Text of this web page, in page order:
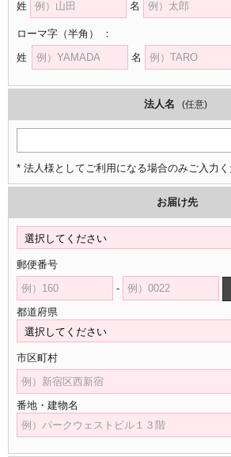
姓
名
ローマ字 （半角）
：
姓
名
法人名 (任意)
* 法人様としてご利用になる場合のみご入力く
お届け先
郵便番号
-
都道府県
市区町村
番地・建物名